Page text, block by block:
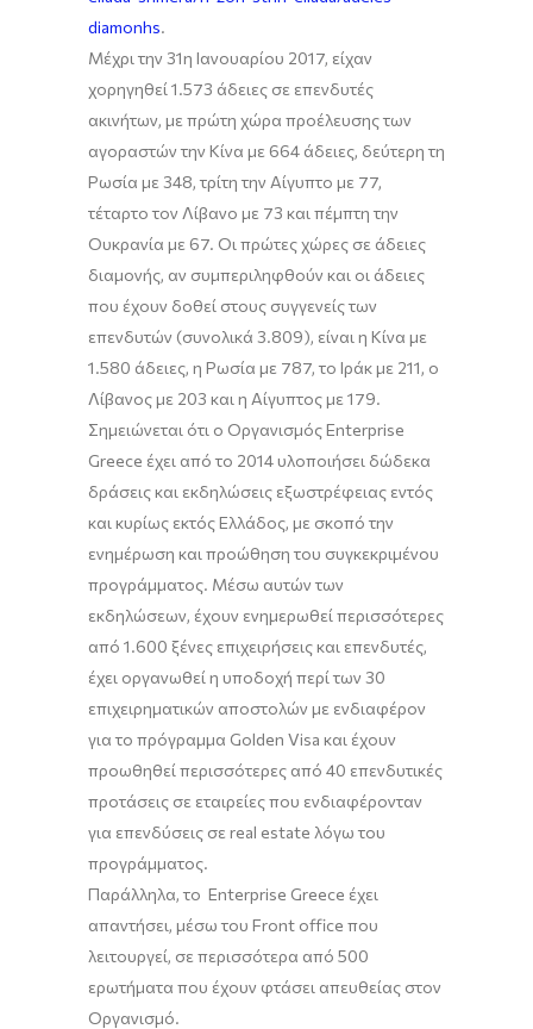
diamonhs.
Μέχρι την 31η Ιανουαρίου 2017, είχαν
χορηγηθεί 1.573 άδειες σε επενδυτές
ακινήτων, με πρώτη χώρα προέλευσης των
αγοραστών την Κίνα με 664 άδειες, δεύτερη τη
Ρωσία με 348, τρίτη την Αίγυπτο με 77,
τέταρτο τον Λίβανο με 73 και πέμπτη την
Ουκρανία με 67. Οι πρώτες χώρες σε άδειες
διαμονής, αν συμπεριληφθούν και οι άδειες
που έχουν δοθεί στους συγγενείς των
επενδυτών (συνολικά 3.809), είναι η Κίνα με
1.580 άδειες, η Ρωσία με 787, το Ιράκ με 211, ο
Λίβανος με 203 και η Αίγυπτος με 179.
Σημειώνεται ότι ο Οργανισμός Enterprise
Greece έχει από το 2014 υλοποιήσει δώδεκα
δράσεις και εκδηλώσεις εξωστρέφειας εντός
και κυρίως εκτός Ελλάδος, με σκοπό την
ενημέρωση και προώθηση του συγκεκριμένου
προγράμματος. Μέσω αυτών των
εκδηλώσεων, έχουν ενημερωθεί περισσότερες
από 1.600 ξένες επιχειρήσεις και επενδυτές,
έχει οργανωθεί η υποδοχή περί των 30
επιχειρηματικών αποστολών με ενδιαφέρον
για το πρόγραμμα Golden Visa και έχουν
προωθηθεί περισσότερες από 40 επενδυτικές
προτάσεις σε εταιρείες που ενδιαφέρονταν
για επενδύσεις σε real estate λόγω του
προγράμματος.
Παράλληλα, το Enterprise Greece έχει
απαντήσει, μέσω του Front office που
λειτουργεί, σε περισσότερα από 500
ερωτήματα που έχουν φτάσει απευθείας στον
Οργανισμό.